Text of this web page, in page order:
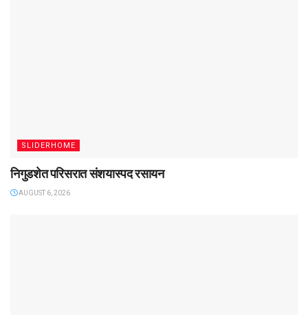
SLIDERHOME
निगुडशेत परिसरात संशयास्पद रसायन
AUGUST 6, 2026